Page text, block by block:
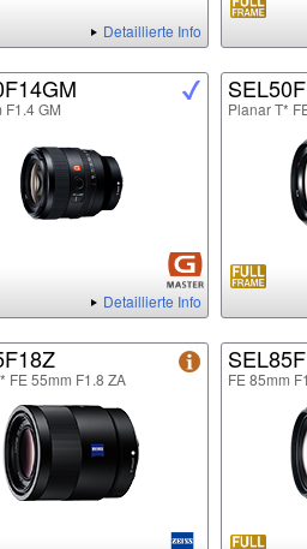
Detaillierte Info
F1.4 GM
Detaillierte Info
Planar T*
FE 55mm F1.8 ZA FE 85mm